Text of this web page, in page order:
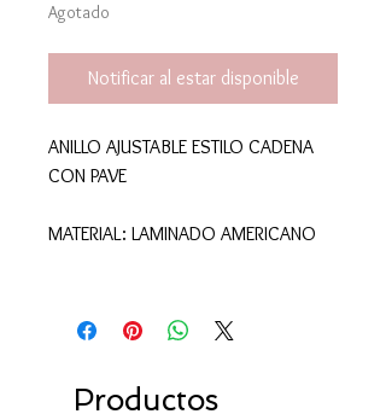
Agotado
Notificar al estar disponible
ANILLO AJUSTABLE ESTILO CADENA
CON PAVE
MATERIAL: LAMINADO AMERICANO
Productos